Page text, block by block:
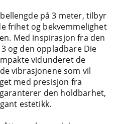
på 3 meter, tilbyr
frihet og bekvemmelighet
Med inspirasjon fra den
og den oppladbare Die
vidunderet de
vibrasjonene som vil
med presisjon fra
den holdbarhet,
estetikk.